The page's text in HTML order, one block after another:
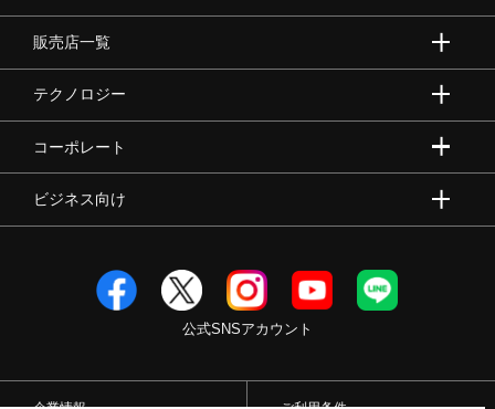
販売店一覧
テクノロジー
コーポレート
ビジネス向け
公式SNSアカウント